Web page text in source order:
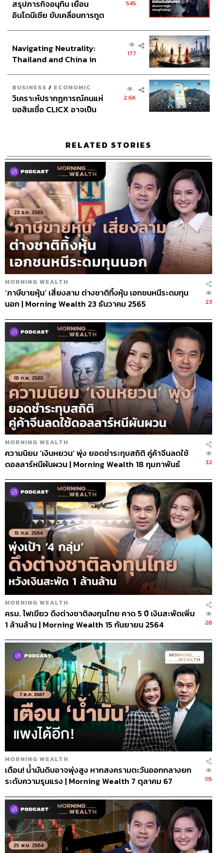
สรุปภารกิจอนุทิน เยือน
อินโดนีเซีย ขับเคลื่อนการทูต
อินโดนีเซีย
545
Navigating Neutrality:
Thailand and China in
177
BUSINESS / ECONOMIC
วิเคราะห์ปรากฏการณ์คนแห่
ขอสินเชื่อ CLICX อาจเป็น
2.6K
RELATED STORIES
MORNING WEALTH
‘ภาษีขายหุ้น’ เสี่ยงลาม ต่างชาติทิ้งหุ้น เอกชนหนีระดมทุน
นอก | Morning Wealth 23 ธันวาคม 2565
23
MORNING WEALTH
ความนิยม ‘เงินหยวน’ พุ่ง ยอดชำระทุบสถิติ คู่ค้าจีนลดใช้
ดอลลาร์หนีผันผวน | Morning Wealth 18 กุมภาพันธ์
32
MORNING WEALTH
ครม. ไฟเขียว ดึงต่างชาติลงทุนไทย คาด 5 ปี เงินสะพัดเพิ่ม
1 ล้านล้าน | Morning Wealth 15 กันยายน 2564
28
MORNING WEALTH
เตือน! น้ำมันดิบอาจพุ่งสูง หากสงครามตะวันออกกลางยก
ระดับความรุนแรง | Morning Wealth 7 ตุลาคม 67
115